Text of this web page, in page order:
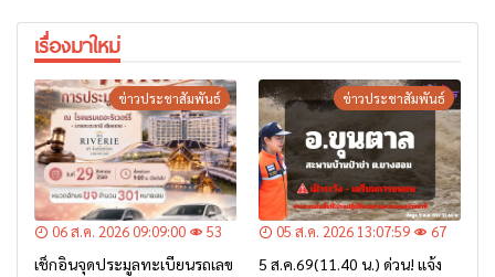
เรื่องมาใหม่
ข่าวประชาสัมพันธ์
06 ส.ค. 2026 09:09:00 53
เช็กอินจุดประมูลทะเบียนรถเลข
ข่าวประชาสัมพันธ์
05 ส.ค. 2026 13:07:59 67
5 ส.ค.69(11.40 น.) ด่วน! แจ้ง